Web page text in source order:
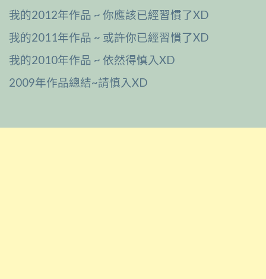
我的2012年作品 ~ 你應該已經習慣了XD
我的2011年作品 ~ 或許你已經習慣了XD
我的2010年作品 ~ 依然得慎入XD
2009年作品總結~請慎入XD